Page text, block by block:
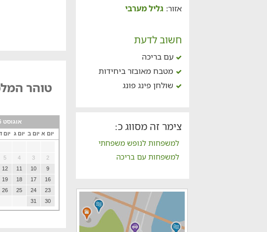
אזור: גליל מערבי
חשוב לדעת
עם בריכה
מטבח מאובזר ביחידות
שולחן פינג פונג
צימר זה מסווג כ:
למשפחות לנופש משפחתי
למשפחות עם בריכה
טוהר
אוגוסט 2026
יום א יום ב יום ג יום
2
3
4
5
9
10
11
12
16
17
18
19
23
24
25
26
30
31